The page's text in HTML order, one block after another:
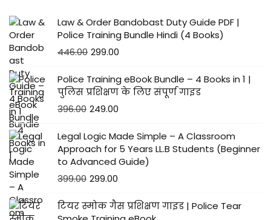
Law & Order Bandobast Duty Guide PDF |
Police Training Bundle Hindi (4 Books)
446.00 299.00
Police Training eBook Bundle – 4 Books in 1 |
पुलिस प्रशिक्षण के लिए संपूर्ण गाइड
396.00 249.00
Legal Logic Made Simple – A Classroom
Approach for 5 Years LL.B Students (Beginner
to Advanced Guide)
399.00 299.00
टियर स्मोक गैस प्रशिक्षण गाइड | Police Tear